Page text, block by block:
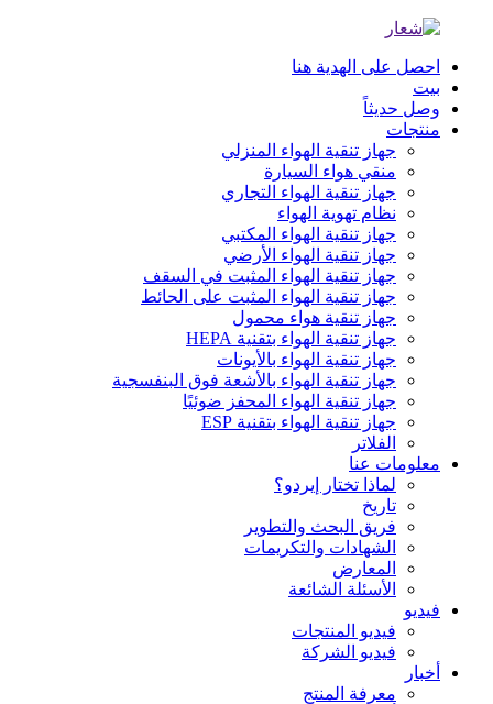
احصل على الهدية هنا
بيت
وصل حديثاً
منتجات
جهاز تنقية الهواء المنزلي
منقي هواء السيارة
جهاز تنقية الهواء التجاري
نظام تهوية الهواء
جهاز تنقية الهواء المكتبي
جهاز تنقية الهواء الأرضي
جهاز تنقية الهواء المثبت في السقف
جهاز تنقية الهواء المثبت على الحائط
جهاز تنقية هواء محمول
جهاز تنقية الهواء بتقنية HEPA
جهاز تنقية الهواء بالأيونات
جهاز تنقية الهواء بالأشعة فوق البنفسجية
جهاز تنقية الهواء المحفز ضوئيًا
جهاز تنقية الهواء بتقنية ESP
الفلاتر
معلومات عنا
لماذا تختار إيردو؟
تاريخ
فريق البحث والتطوير
الشهادات والتكريمات
المعارض
الأسئلة الشائعة
فيديو
فيديو المنتجات
فيديو الشركة
أخبار
معرفة المنتج